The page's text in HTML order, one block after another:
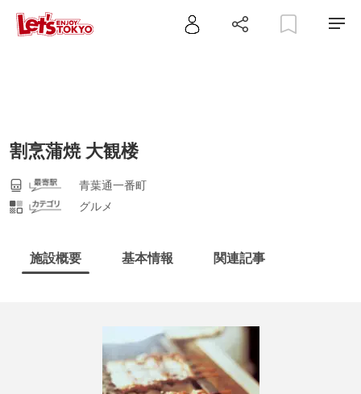
割烹蒲焼 大観楼
青葉通一番町
グルメ
施設概要 基本情報 関連記事